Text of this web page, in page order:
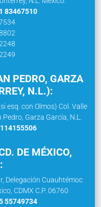
83467510
PEDRO, GARZA
N.L.):
esq. con Olmos) Col. Valle
Garza García, N.L.
DE MÉXICO,
Delegación Cuauhtémoc
CDMX C.P. 06760
55749734